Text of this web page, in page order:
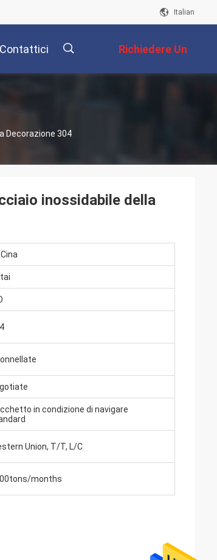
Italian
Contattici Richiedere Un
Preventivo
Decorazione 304
inossidabile della
in condizione di navigare
Union, T/T, L/C
months